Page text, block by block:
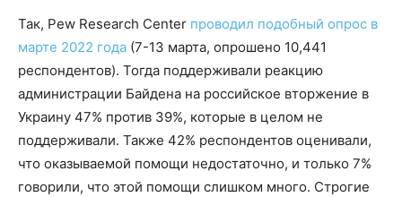
Так, Pew Research Center проводил подобный опрос в
марте 2022 года (7-13 марта, опрошено 10,441
респондентов). Тогда поддерживали реакцию
администрации Байдена на российское вторжение в
Украину 47% против 39%, которые в целом не
поддерживали. Также 42% респондентов оценивали,
что оказываемой помощи недостаточно, и только 7%
говорили, что этой помощи слишком много. Строгие